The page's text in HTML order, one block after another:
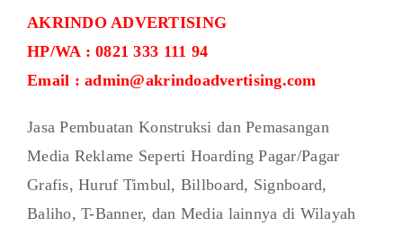
AKRINDO ADVERTISING
HP/WA : 0821 333 111 94
Email : admin@akrindoadvertising.com
Jasa Pembuatan Konstruksi dan Pemasangan
Media Reklame Seperti Hoarding Pagar/Pagar
Grafis, Huruf Timbul, Billboard, Signboard,
Baliho, T-Banner, dan Media lainnya di Wilayah